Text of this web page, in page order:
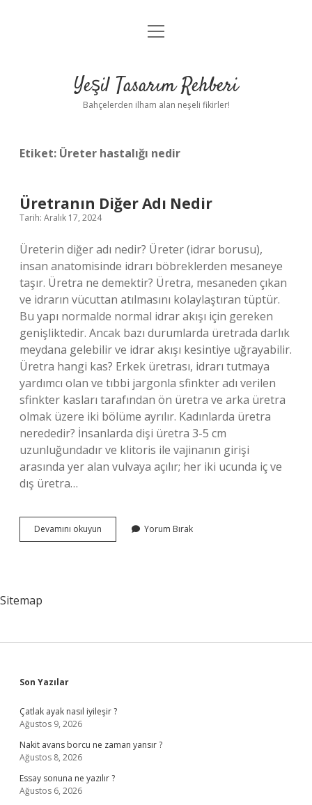
Anasayfa
Yasal Uyarı
menüyü
Yeşil Tasarım Rehberi
Bahçelerden ilham alan neşeli fikirler!
Etiket: Üreter hastalığı nedir
Üretranın Diğer Adı Nedir
Tarih: Aralık 17, 2024
Üreterin diğer adı nedir? Üreter (idrar borusu),
insan anatomisinde idrarı böbreklerden mesaneye
taşır. Üretra ne demektir? Üretra, mesaneden çıkan
ve idrarın vücuttan atılmasını kolaylaştıran tüptür.
Bu yapı normalde normal idrar akışı için gereken
genişliktedir. Ancak bazı durumlarda üretrada darlık
meydana gelebilir ve idrar akışı kesintiye uğrayabilir.
Üretra hangi kas? Erkek üretrası, idrarı tutmaya
yardımcı olan ve tıbbi jargonla sfinkter adı verilen
sfinkter kasları tarafından ön üretra ve arka üretra
olmak üzere iki bölüme ayrılır. Kadınlarda üretra
nerededir? İnsanlarda dişi üretra 3-5 cm
uzunluğundadır ve klitoris ile vajinanın girişi
arasında yer alan vulvaya açılır; her iki ucunda iç ve
dış üretra…
Devamını okuyun Üretranın
Diğer
Yorum Bırak
Sitemap
Sidebar
Son Yazılar
Çatlak ayak nasıl iyileşir ?
Ağustos 9, 2026
Nakit avans borcu ne zaman yansır ?
Ağustos 8, 2026
Essay sonuna ne yazılır ?
Ağustos 6, 2026